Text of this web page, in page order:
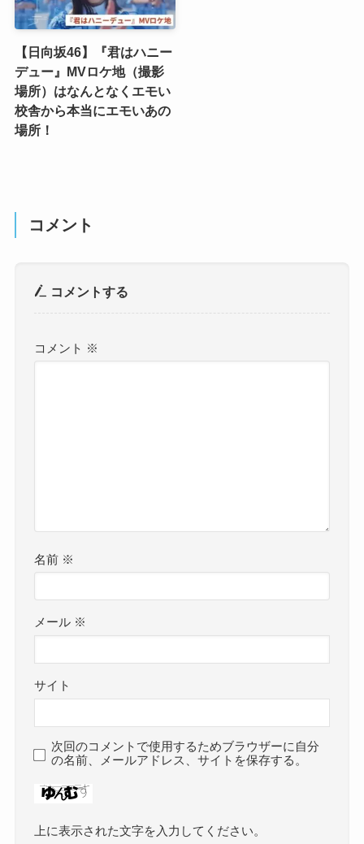
【日向坂46】『君はハニー
デュー』MVロケ地（撮影
場所）はなんとなくエモい
校舎から本当にエモいあの
場所！
コメント
コメントする
コメント ※
名前 ※
メール ※
サイト
次回のコメントで使用するためブラウザーに自分
の名前、メールアドレス、サイトを保存する。
上に表示された文字を入力してください。